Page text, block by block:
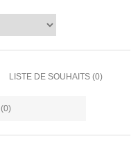
LISTE DE SOUHAITS (0)
(0)